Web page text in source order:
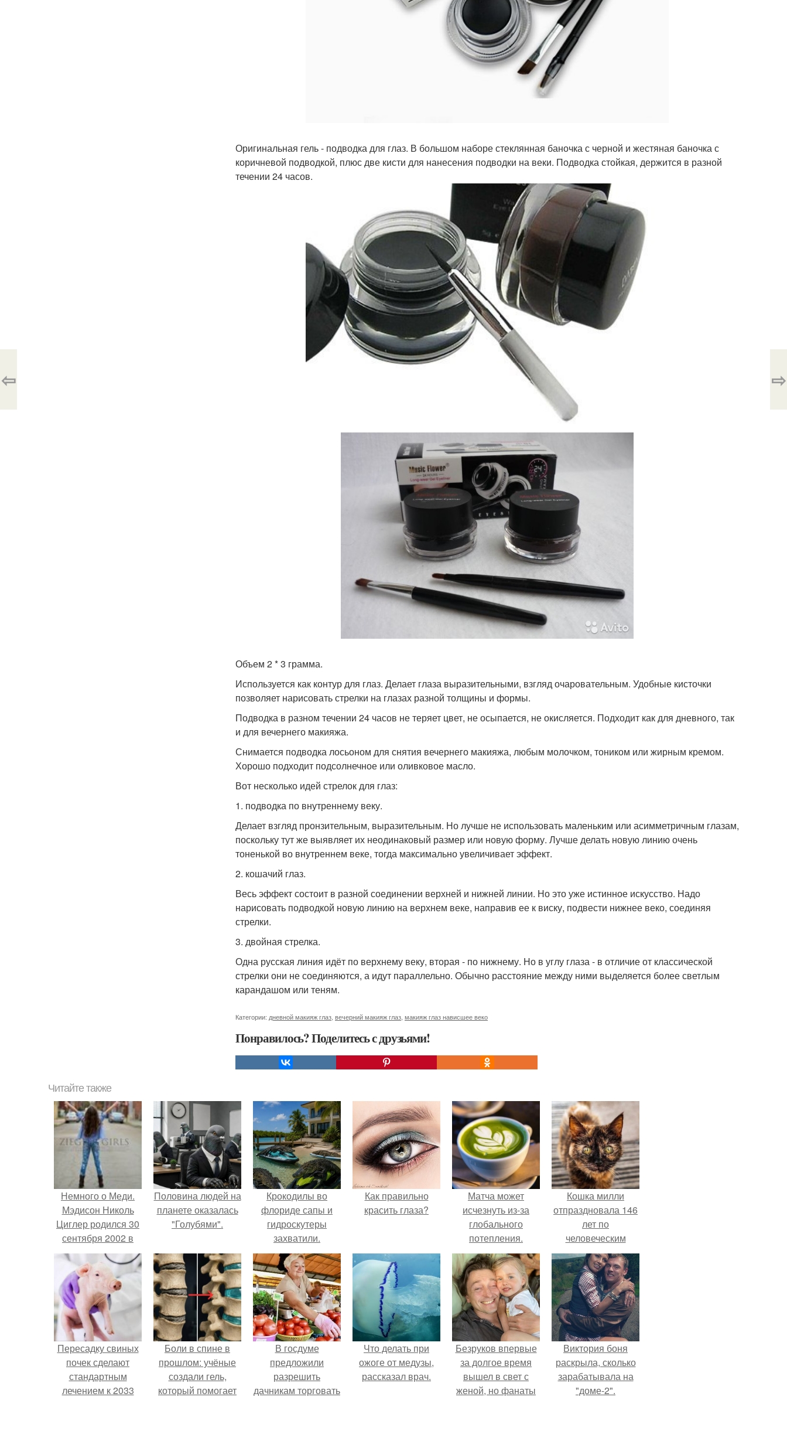
Оригинальная гель - подводка для глаз. В большом наборе стеклянная баночка с черной и жестяная баночка с
коричневой подводкой, плюс две кисти для нанесения подводки на веки. Подводка стойкая, держится в разной
течении 24 часов.
Объем 2 * 3 грамма.
Используется как контур для глаз. Делает глаза выразительными, взгляд очаровательным. Удобные кисточки
позволяет нарисовать стрелки на глазах разной толщины и формы.
Подводка в разном течении 24 часов не теряет цвет, не осыпается, не окисляется. Подходит как для дневного, так
и для вечернего макияжа.
Снимается подводка лосьоном для снятия вечернего макияжа, любым молочком, тоником или жирным кремом.
Хорошо подходит подсолнечное или оливковое масло.
Вот несколько идей стрелок для глаз:
1. подводка по внутреннему веку.
Делает взгляд пронзительным, выразительным. Но лучше не использовать маленьким или асимметричным глазам,
поскольку тут же выявляет их неодинаковый размер или новую форму. Лучше делать новую линию очень
тоненькой во внутреннем веке, тогда максимально увеличивает эффект.
2. кошачий глаз.
Весь эффект состоит в разной соединении верхней и нижней линии. Но это уже истинное искусство. Надо
нарисовать подводкой новую линию на верхнем веке, направив ее к виску, подвести нижнее веко, соединяя
стрелки.
3. двойная стрелка.
Одна русская линия идёт по верхнему веку, вторая - по нижнему. Но в углу глаза - в отличие от классической
стрелки они не соединяются, а идут параллельно. Обычно расстояние между ними выделяется более светлым
карандашом или теням.
Категории: дневной макияж глаз вечерний макияж глаз макияж глаз нависшее веко
Понравилось? Поделитесь с друзьями!
⇦ ⇨
Читайте также
Немного о Меди.
Мэдисон Николь
Циглер родился 30
сентября 2002 в
Питтсбурге, штат
Пенсильвания.
Половина людей на
планете оказалась
"Голубями".
Крокодилы во
флориде сапы и
гидроскутеры
захватили.
Как правильно
красить глаза?
Матча может
исчезнуть из-за
глобального
потепления.
Кошка милли
отпраздновала 146
лет по
человеческим
Меркам и
претендует на
звание самой
старой в мире.
Пересадку свиных
почек сделают
стандартным
лечением к 2033
Боли в спине в
прошлом: учёные
создали гель,
который помогает
В госдуме
предложили
разрешить
дачникам торговать
Что делать при
ожоге от медузы,
рассказал врач.
Безруков впервые
за долгое время
вышел в свет с
женой, но фанаты
Виктория боня
раскрыла, сколько
зарабатывала на
"доме-2".